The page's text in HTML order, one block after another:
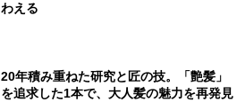
わえる
20年積み重ねた研究と匠の技。「艶髪」
を追求した1本で、大人髪の魅力を再発見